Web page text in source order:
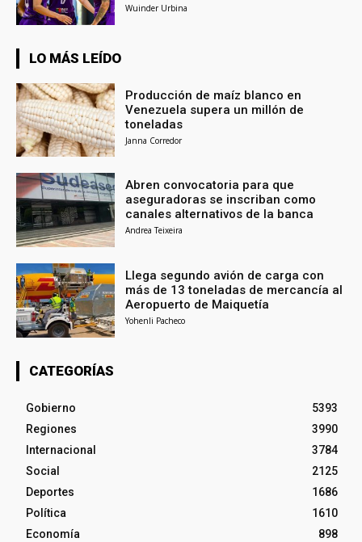
Wuinder Urbina
LO MÁS LEÍDO
Producción de maíz blanco en
Venezuela supera un millón de
toneladas
Janna Corredor
Abren convocatoria para que
aseguradoras se inscriban como
canales alternativos de la banca
Andrea Teixeira
Llega segundo avión de carga con
más de 13 toneladas de mercancía al
Aeropuerto de Maiquetía
Yohenli Pacheco
CATEGORÍAS
Gobierno
5393
Regiones
3990
Internacional
3784
Social
2125
Deportes
1686
Política
1610
Economía
898